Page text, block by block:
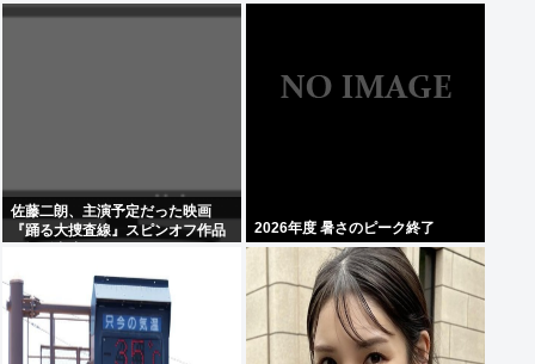
はサーフィンで有名なスポット
佐藤二朗、主演予定だった映画
『踊る大捜査線』スピンオフ作品
2026年度 暑さのピーク終了